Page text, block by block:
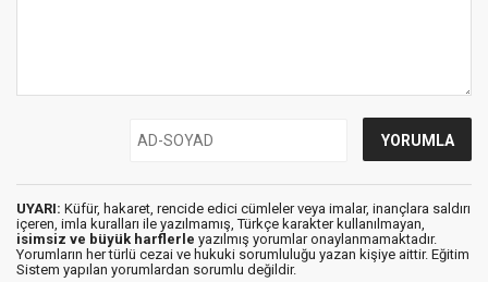
UYARI: Küfür, hakaret, rencide edici cümleler veya imalar, inançlara saldırı
içeren, imla kuralları ile yazılmamış, Türkçe karakter kullanılmayan,
isimsiz ve büyük harflerle yazılmış yorumlar onaylanmamaktadır.
Yorumların her türlü cezai ve hukuki sorumluluğu yazan kişiye aittir. Eğitim
Sistem yapılan yorumlardan sorumlu değildir.